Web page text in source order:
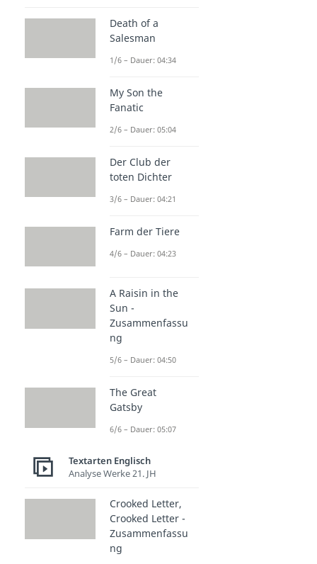
Death of a
Salesman
1/6 – Dauer: 04:34
My Son the
Fanatic
2/6 – Dauer: 05:04
Der Club der
toten Dichter
3/6 – Dauer: 04:21
Farm der Tiere
4/6 – Dauer: 04:23
A Raisin in the
Sun -
Zusammenfassu
ng
5/6 – Dauer: 04:50
The Great
Gatsby
6/6 – Dauer: 05:07
Textarten Englisch
Analyse Werke 21. JH
Crooked Letter,
Crooked Letter -
Zusammenfassu
ng